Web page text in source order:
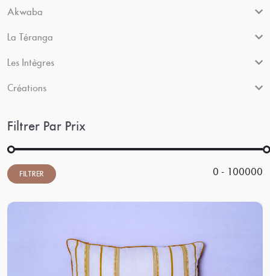
Akwaba
La Téranga
Les Intègres
Créations
Filtrer Par Prix
FILTRER 0 - 100000